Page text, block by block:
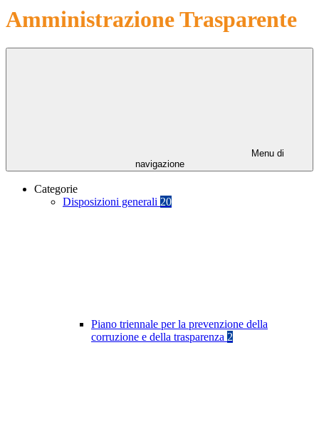
Amministrazione Trasparente
Menu di
navigazione
Categorie
Disposizioni generali 20
Piano triennale per la prevenzione della
corruzione e della trasparenza 2